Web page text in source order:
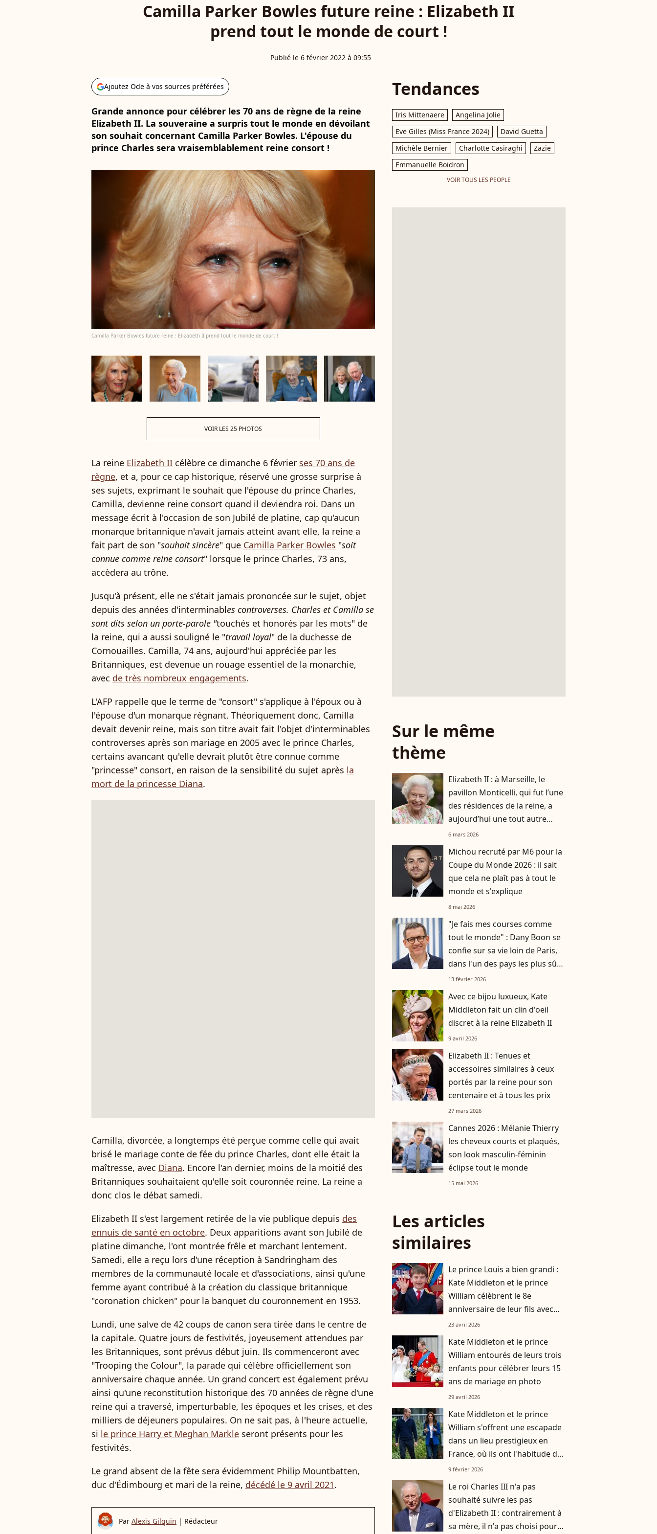
Camilla Parker Bowles future reine : Elizabeth II
prend tout le monde de court !
Publié le 6 février 2022 à 09:55
Ajoutez Ode à vos sources préférées
Grande annonce pour célébrer les 70 ans de règne de la reine
Elizabeth II. La souveraine a surpris tout le monde en dévoilant
son souhait concernant Camilla Parker Bowles. L'épouse du
prince Charles sera vraisemblablement reine consort !
Camilla Parker Bowles future reine : Elizabeth II prend tout le monde de court !
VOIR LES 25 PHOTOS
La reine Elizabeth II célèbre ce dimanche 6 février ses 70 ans de
règne, et a, pour ce cap historique, réservé une grosse surprise à
ses sujets, exprimant le souhait que l'épouse du prince Charles,
Camilla, devienne reine consort quand il deviendra roi. Dans un
message écrit à l'occasion de son Jubilé de platine, cap qu'aucun
monarque britannique n'avait jamais atteint avant elle, la reine a
fait part de son "souhait sincère" que Camilla Parker Bowles "soit
connue comme reine consort" lorsque le prince Charles, 73 ans,
accèdera au trône.
Jusqu'à présent, elle ne s'était jamais prononcée sur le sujet, objet
depuis des années d'interminables controverses. Charles et Camilla se
sont dits selon un porte-parole "touchés et honorés par les mots" de
la reine, qui a aussi souligné le "travail loyal" de la duchesse de
Cornouailles. Camilla, 74 ans, aujourd'hui appréciée par les
Britanniques, est devenue un rouage essentiel de la monarchie,
avec de très nombreux engagements.
L'AFP rappelle que le terme de "consort" s'applique à l'époux ou à
l'épouse d'un monarque régnant. Théoriquement donc, Camilla
devait devenir reine, mais son titre avait fait l'objet d'interminables
controverses après son mariage en 2005 avec le prince Charles,
certains avancant qu'elle devrait plutôt être connue comme
"princesse" consort, en raison de la sensibilité du sujet après la
mort de la princesse Diana.
Camilla, divorcée, a longtemps été perçue comme celle qui avait
brisé le mariage conte de fée du prince Charles, dont elle était la
maîtresse, avec Diana. Encore l'an dernier, moins de la moitié des
Britanniques souhaitaient qu'elle soit couronnée reine. La reine a
donc clos le débat samedi.
Elizabeth II s'est largement retirée de la vie publique depuis des
ennuis de santé en octobre. Deux apparitions avant son Jubilé de
platine dimanche, l'ont montrée frêle et marchant lentement.
Samedi, elle a reçu lors d'une réception à Sandringham des
membres de la communauté locale et d'associations, ainsi qu'une
femme ayant contribué à la création du classique britannique
"coronation chicken" pour la banquet du couronnement en 1953.
Lundi, une salve de 42 coups de canon sera tirée dans le centre de
la capitale. Quatre jours de festivités, joyeusement attendues par
les Britanniques, sont prévus début juin. Ils commenceront avec
"Trooping the Colour", la parade qui célèbre officiellement son
anniversaire chaque année. Un grand concert est également prévu
ainsi qu'une reconstitution historique des 70 années de règne d'une
reine qui a traversé, imperturbable, les époques et les crises, et des
milliers de déjeuners populaires. On ne sait pas, à l'heure actuelle,
si le prince Harry et Meghan Markle seront présents pour les
festivités.
Le grand absent de la fête sera évidemment Philip Mountbatten,
duc d'Édimbourg et mari de la reine, décédé le 9 avril 2021.
Par Alexis Gilquin | Rédacteur
Tendances
Iris Mittenaere
Angelina Jolie
Eve Gilles (Miss France 2024)
David Guetta
Michèle Bernier
Charlotte Casiraghi
Zazie
Emmanuelle Boidron
VOIR TOUS LES PEOPLE
Sur le même
thème
Elizabeth II : à Marseille, le
pavillon Monticelli, qui fut l’une
des résidences de la reine, a
aujourd’hui une tout autre
fonction
6 mars 2026
Michou recruté par M6 pour la
Coupe du Monde 2026 : il sait
que cela ne plaît pas à tout le
monde et s'explique
8 mai 2026
"Je fais mes courses comme
tout le monde" : Dany Boon se
confie sur sa vie loin de Paris,
dans l'un des pays les plus sûrs
du monde
13 février 2026
Avec ce bijou luxueux, Kate
Middleton fait un clin d'oeil
discret à la reine Elizabeth II
9 avril 2026
Elizabeth II : Tenues et
accessoires similaires à ceux
portés par la reine pour son
centenaire et à tous les prix
27 mars 2026
Cannes 2026 : Mélanie Thierry
les cheveux courts et plaqués,
son look masculin-féminin
éclipse tout le monde
15 mai 2026
Les articles
similaires
Le prince Louis a bien grandi :
Kate Middleton et le prince
William célèbrent le 8e
anniversaire de leur fils avec
des images inédites
23 avril 2026
Kate Middleton et le prince
William entourés de leurs trois
enfants pour célébrer leurs 15
ans de mariage en photo
29 avril 2026
Kate Middleton et le prince
William s'offrent une escapade
dans un lieu prestigieux en
France, où ils ont l'habitude de
se rendre avec leurs trois
9 février 2026
Le roi Charles III n'a pas
souhaité suivre les pas
d'Elizabeth II : contrairement à
sa mère, il n'a pas choisi pour